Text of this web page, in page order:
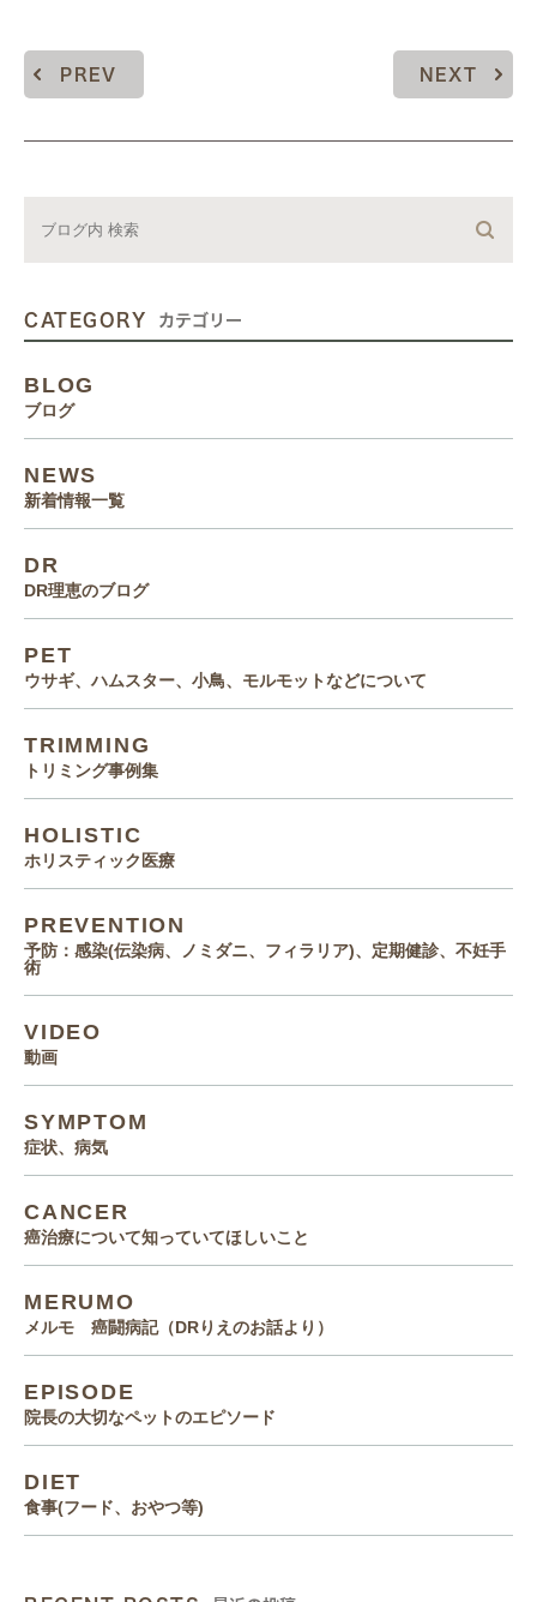
PREV NEXT
CATEGORY カテゴリー
BLOG
ブログ
NEWS
新着情報一覧
DR
DR理恵のブログ
PET
ウサギ、ハムスター、小鳥、モルモットなどについて
TRIMMING
トリミング事例集
HOLISTIC
ホリスティック医療
PREVENTION
予防：感染(伝染病、ノミダニ、フィラリア)、定期健診、不妊手
術
VIDEO
動画
SYMPTOM
症状、病気
CANCER
癌治療について知っていてほしいこと
MERUMO
メルモ 癌闘病記（DRりえのお話より）
EPISODE
院長の大切なペットのエピソード
DIET
食事(フード、おやつ等)